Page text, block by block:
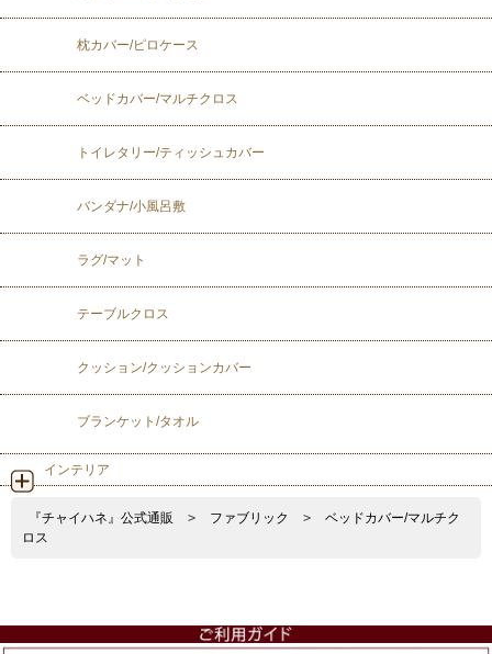
枕カバー/ピロケース
ベッドカバー/マルチクロス
トイレタリー/ティッシュカバー
バンダナ/小風呂敷
ラグ/マット
テーブルクロス
クッション/クッションカバー
ブランケット/タオル
インテリア
『チャイハネ』公式通販 > ファブリック >
ベッドカバー/マルチク
ロス